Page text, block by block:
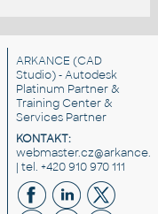
ARKANCE (CAD
Studio) - Autodesk
Platinum Partner &
Training Center &
Services Partner
KONTAKT:
| tel. +420 910 970 111